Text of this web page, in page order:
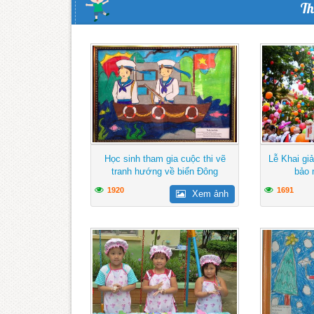
Học sinh tham gia cuộc thi vẽ
tranh hướng về biển Đông
1920 Xem ảnh
Lễ Khai
bảo
1691